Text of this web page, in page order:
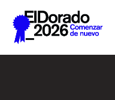
Saltar al contenido principal